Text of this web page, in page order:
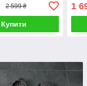
2 599 ₴
Купити
1